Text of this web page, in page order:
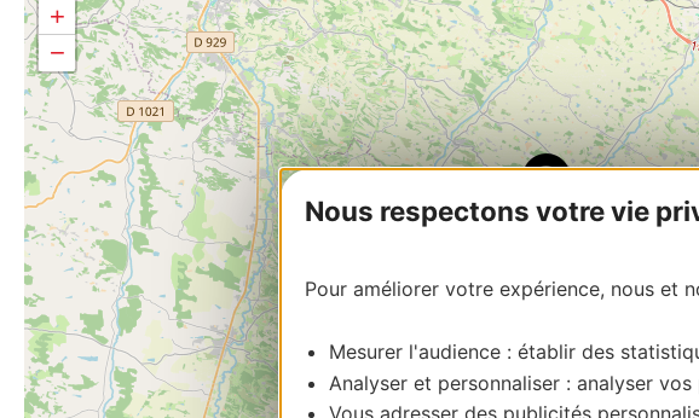
Nous respectons votre vie
Pour améliorer votre expérience, nous et
Mesurer l'audience : établir des
Analyser et personnaliser : analyser
+
−